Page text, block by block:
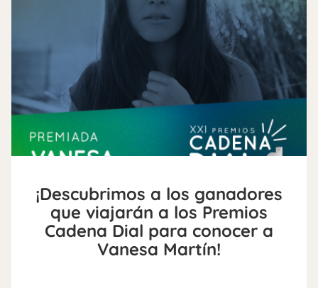
¡Descubrimos a los ganadores
que viajarán a los Premios
Cadena Dial para conocer a
Vanesa Martín!